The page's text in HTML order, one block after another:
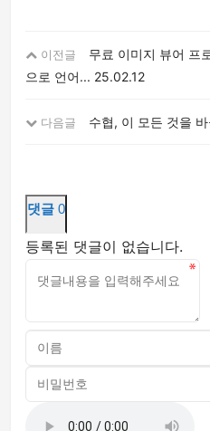
이전글
무료 이미지 뷰어 프
으로 언어... 25.02.12
다음글 수협, 이 모든 것을
댓글 0
등록된 댓글이 없습니다.